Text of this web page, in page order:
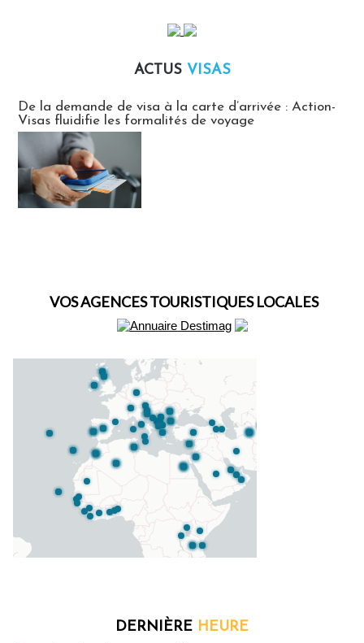
ACTUS VISAS
De la demande de visa à la carte d’arrivée : Action-
Visas fluidifie les formalités de voyage
VOS AGENCES TOURISTIQUES LOCALES
DERNIÈRE HEURE